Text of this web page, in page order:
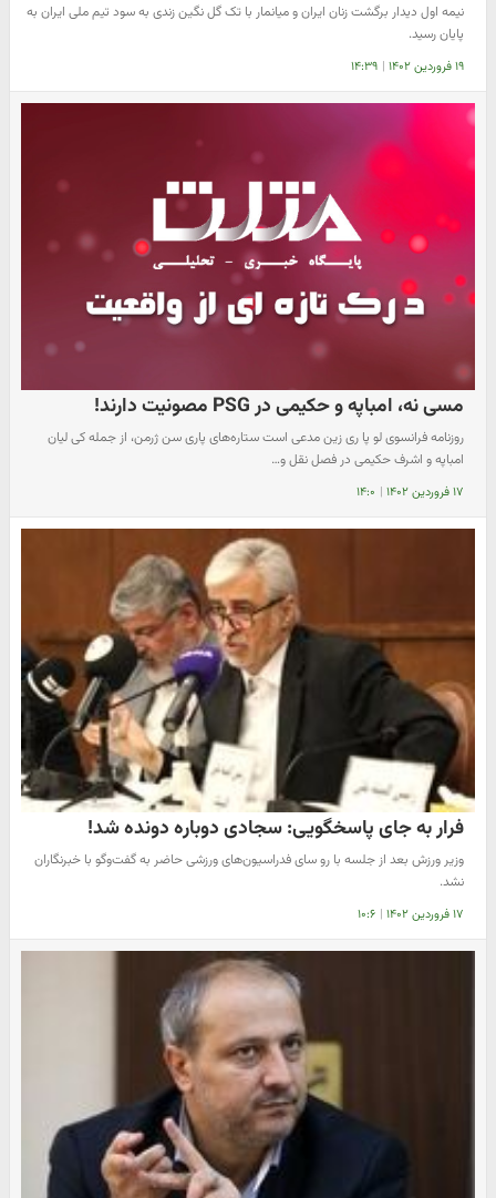
نیمه اول دیدار برگشت زنان ایران و میانمار با تک گل نگین زندی به سود تیم ملی ایران به
پایان رسید.
۱۹ فروردین ۱۴۰۲ | ۱۴:۳۹
مسی نه، امباپه و حکیمی در PSG مصونیت دارند!
روزنامه فرانسوی لو پا ری زین مدعی است ستاره‌های پاری سن ژرمن، از جمله کی لیان
امباپه و اشرف حکیمی در فصل نقل و…
۱۷ فروردین ۱۴۰۲ | ۱۴:۰
فرار به جای پاسخگویی: سجادی دوباره دونده شد!
وزیر ورزش بعد از جلسه با رو سای فدراسیون‌های ورزشی حاضر به گفت‌وگو با خبرنگاران
نشد.
۱۷ فروردین ۱۴۰۲ | ۱۰:۶